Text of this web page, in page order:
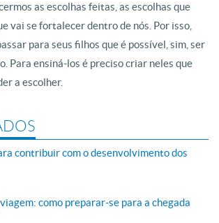
as escolhas feitas, as escolhas que
vai se fortalecer dentro de nós. Por isso,
para seus filhos que é possível, sim, ser
Para ensiná-los é preciso criar neles que
a escolher.
contribuir com o desenvolvimento dos
como preparar-se para a chegada